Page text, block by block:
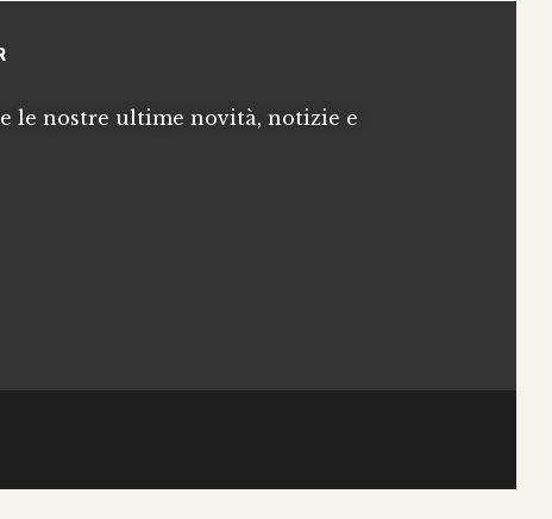
le nostre ultime novità, notizie e